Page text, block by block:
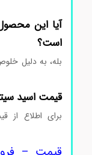
آیا این محصول
است؟
بله، به دلیل خلوص
قیمت اسید سیتریک مرک
برای اطلاع از